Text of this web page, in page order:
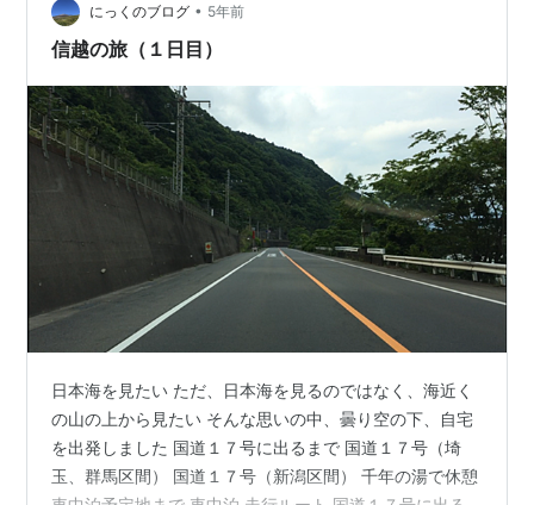
で国道８号から国道１８号に入ります 歩行者、原付、侵
入禁止の標識。。。 あれ？高速？ ナビを見ると間…
にっくのブログ • 5年前
信越の旅（１日目）
日本海を見たい ただ、日本海を見るのではなく、海近く
の山の上から見たい そんな思いの中、曇り空の下、自宅
を出発しました 国道１７号に出るまで 国道１７号（埼
玉、群馬区間） 国道１７号（新潟区間） 千年の湯で休憩